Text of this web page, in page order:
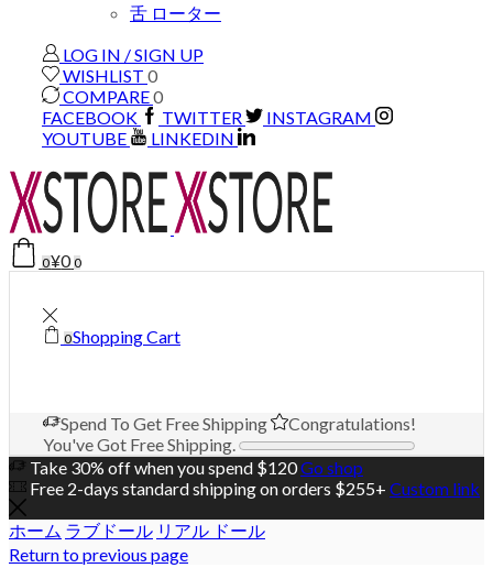
舌 ローター
LOG IN / SIGN UP
WISHLIST 0
COMPARE0
FACEBOOK
TWITTER
INSTAGRAM
YOUTUBE
LINKEDIN
0¥0 0
0Shopping Cart
Spend To Get Free Shipping
Congratulations!
You've Got Free Shipping.
Take 30% off when you spend $120Go shop
Free 2-days standard shipping on orders $255+ Custom link
ホーム ラブドール リアル ドール
Return to previous page